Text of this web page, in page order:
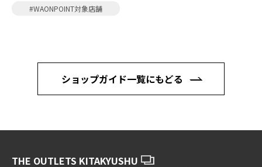
#WAONPOINT対象店舗
ショップガイド一覧にもどる
THE OUTLETS KITAKYUSHU